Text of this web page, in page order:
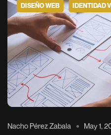
DISEÑO WEB IDENTIDAD
Nacho Pérez Zabala May 1,